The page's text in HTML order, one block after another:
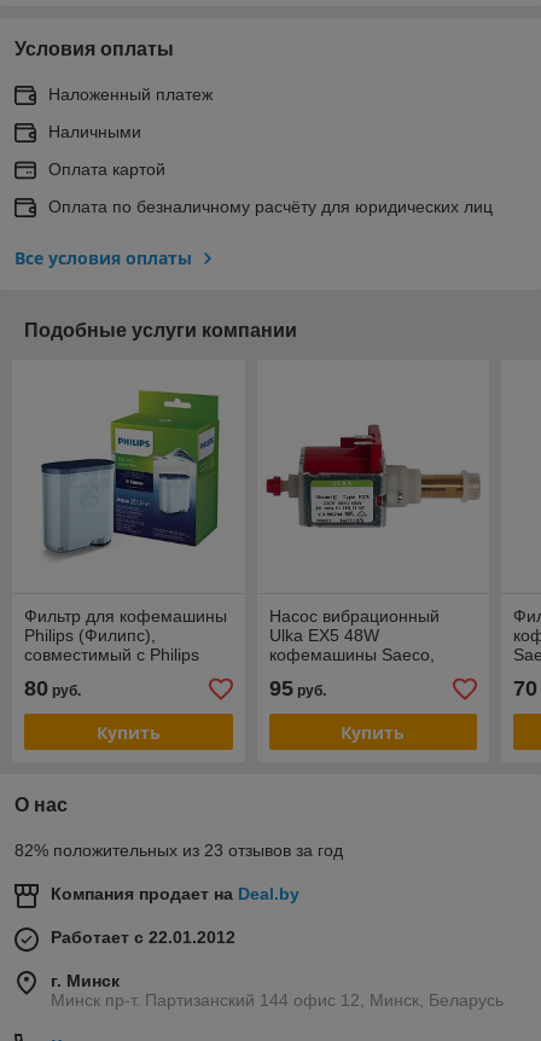
Условия оплаты
Наложенный платеж
Наличными
Оплата картой
Оплата по безналичному расчёту для юридических лиц
Все условия оплаты
Подобные услуги компании
Фильтр для кофемашины
Philips (Филипс),
совместимый с Philips
80 руб.
Купить
Насос вибрационный
Ulka EX5 48W
кофемашины Saeco,
(10UK00)
95руб.
Купить
70
О нас
82% положительных из 23 отзывов за год
Компания продает на Deal.by
Работает с 22.01.2012
г. Минск
Минск пр-т. Партизанский 144 офис 12, Минск, Беларусь